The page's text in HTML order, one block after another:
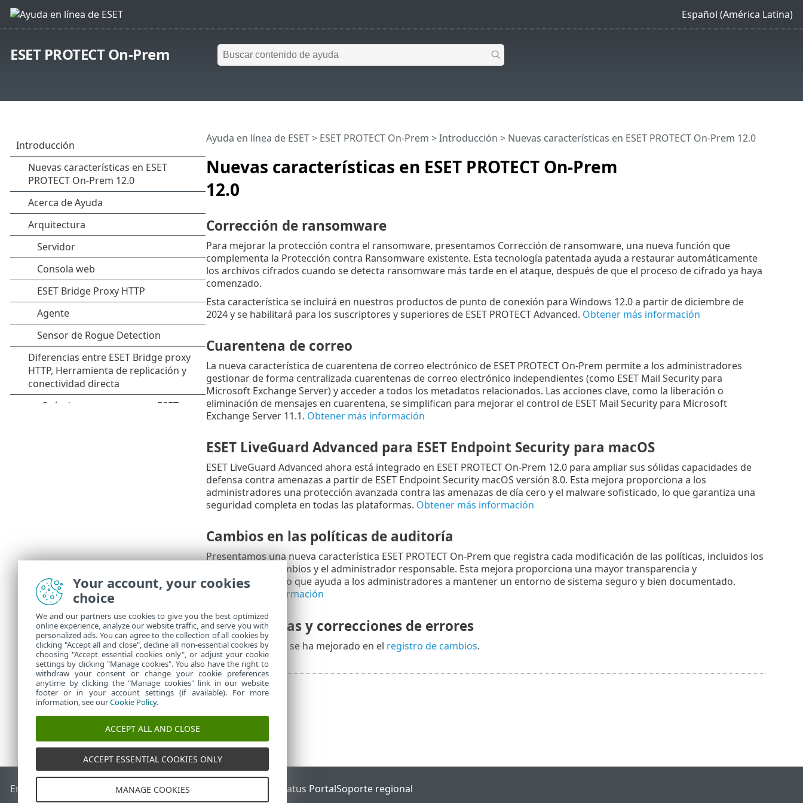
Español (América Latina)
ESET PROTECT On-Prem
Nuevas características en ESET PROTECT On-Prem
12.0
Ayuda en línea de ESET> ESET PROTECT On-Prem >Introducción > Nuevas características en ESET PROTECT On-Prem 12.0
Corrección de ransomware
Para mejorar la protección contra el ransomware, presentamos Corrección de ransomware, una nueva función que
complementa la Protección contra Ransomware existente. Esta tecnología patentada ayuda a restaurar automáticamente
los archivos cifrados cuando se detecta ransomware más tarde en el ataque, después de que el proceso de cifrado ya haya
comenzado.
Esta característica se incluirá en nuestros productos de punto de conexión para Windows 12.0 a partir de diciembre de
2024 y se habilitará para los suscriptores y superiores de ESET PROTECT Advanced. Obtener más información
Cuarentena de correo
La nueva característica de cuarentena de correo electrónico de ESET PROTECT On-Prem permite a los administradores
gestionar de forma centralizada cuarentenas de correo electrónico independientes (como ESET Mail Security para
Microsoft Exchange Server) y acceder a todos los metadatos relacionados. Las acciones clave, como la liberación o
eliminación de mensajes en cuarentena, se simplifican para mejorar el control de ESET Mail Security para Microsoft
Exchange Server 11.1. Obtener más información
ESET LiveGuard Advanced para ESET Endpoint Securitypara macOS
ESET LiveGuard Advanced ahora está integrado en ESET PROTECT On-Prem 12.0 para ampliar sus sólidas capacidades de
defensa contra amenazas a partir de ESET Endpoint Security macOS versión 8.0. Esta mejora proporciona a los
administradores una protección avanzada contra las amenazas de día cero y el malware sofisticado, lo que garantiza una
seguridad completa en todas las plataformas. Obtener más información
Cambios en las políticas de auditoría
Presentamos una nueva característica ESET PROTECT On-Prem que registra cada modificación de las políticas, incluidos los
detalles de los cambios y el administrador responsable. Esta mejora proporciona una mayor transparencia y
responsabilidad, lo que ayuda a los administradores a mantener un entorno de sistema seguro y bien documentado.
Obtener más información
Otras mejoras y correcciones de errores
Averigüe qué más se ha mejorado en el registro de cambios.
End of Life Base de conocimiento de ESET ESET Status PortalSoporte regional
Your account, your cookies
choice
We and our partners use cookies to give you the best optimized
online experience, analyze our website traffic, and serve you with
personalized ads. You can agree to the collection of all cookies by
clicking "Accept all and close", decline all non-essential cookies by
choosing "Accept essential cookies only", or adjust your cookie
settings by clicking "Manage cookies". You also have the right to
withdraw your consent or change your cookie preferences
anytime by clicking the "Manage cookies" link in our website
footer or in your account settings (if available). For more
information, see ourCookie Policy.
ACCEPT ALL AND CLOSE
ACCEPT ESSENTIAL COOKIES ONLY
MANAGE COOKIES